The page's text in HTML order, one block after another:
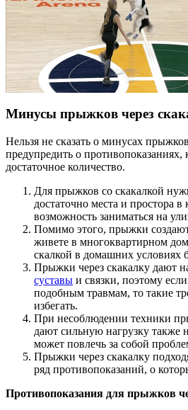
Минусы прыжков через
Нельзя не сказать о минусах
предупредить о противопоказаниях,
достаточное количество.
Для прыжков со скакалкой
достаточно места и простора в
возможность заниматься на
Помимо этого, прыжки
живете в многоквартирном
скалкой в домашних условиях
Прыжки через скакалку дают
суставы и связки, поэтому
подобным травмам, то такие
избегать.
При несоблюдении техники
дают сильную нагрузку также
может повлечь за собой
Прыжки через скакалку
ряд противопоказаний, о
Противопоказания для прыжков